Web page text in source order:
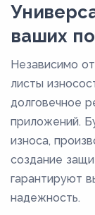
ваших
Независимо
листы
долговечное
приложений.
износа,
создание
гарантируют
надежность.